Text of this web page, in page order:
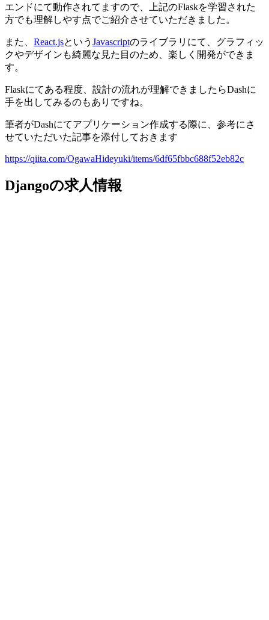
エンドにて動作されてますので、上記のFlaskを学習された
方でも理解しやす点でご紹介させていただきました。
また、 React.jsという Javascriptのライブラリにて、グラフィッ
クやデザインも綺麗な見た目のため、楽しく開発ができま
す。
Flaskにてある程度、設計の流れが理解できましたらDashに
手を出してみるのもありですね。
筆者がDashにてアプリケーション作成する際に、参考にさ
せていただいた記事を添付しておきます
https://qiita.com/OgawaHideyuki/items/6df65fbbc688f52eb82c
Djangoの求人情報